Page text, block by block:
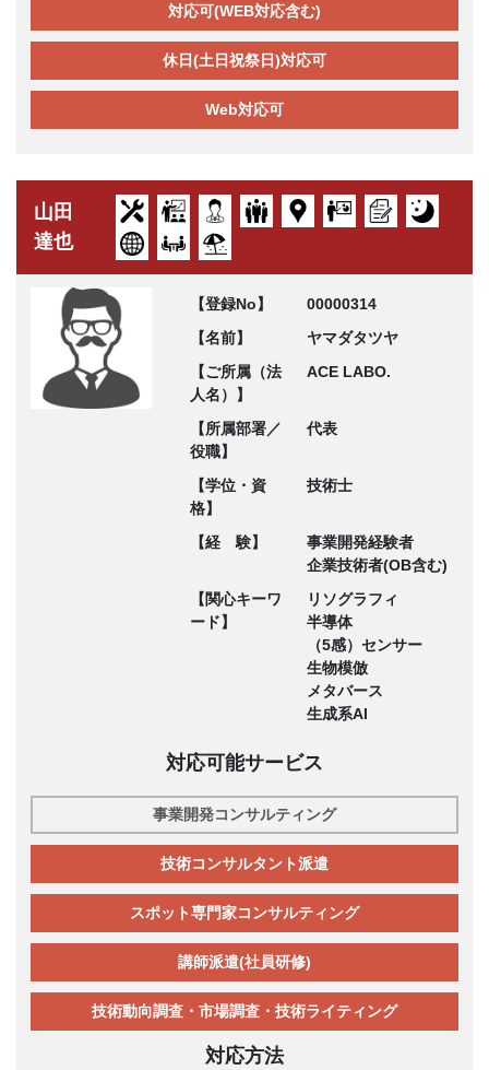
対応可(WEB対応含む)
休日(土日祝祭日)対応可
Web対応可
山田
達也
【登録No】
00000314
【名前】
ヤマダタツヤ
【ご所属（法
人名）】
ACE LABO.
【所属部署／
役職】
代表
【学位・資
格】
技術士
【経 験】
事業開発経験者
企業技術者(OB含む)
【関心キーワ
ード】
リソグラフィ
半導体
（5感）センサー
生物模倣
メタバース
生成系AI
対応可能サービス
事業開発コンサルティング
技術コンサルタント派遣
スポット専門家コンサルティング
講師派遣(社員研修)
技術動向調査・市場調査・技術ライティング
対応方法